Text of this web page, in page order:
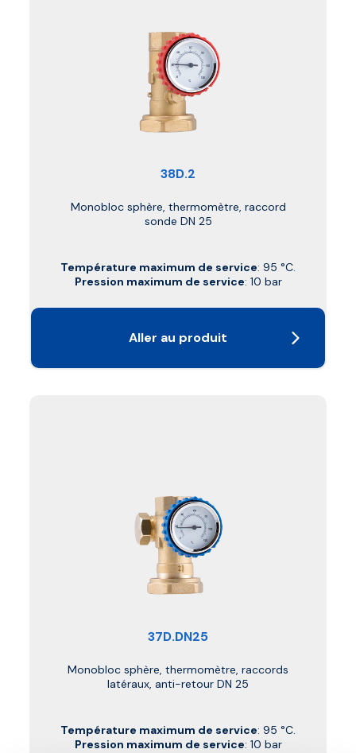
38D.2
Monobloc sphère, thermomètre, raccord
sonde DN 25
Température maximum de service: 95 °C.
Pression maximum de service: 10 bar
Aller au produit
37D.DN25
Monobloc sphère, thermomètre, raccords
latéraux, anti-retour DN 25
Température maximum de service: 95 °C.
Pression maximum de service: 10 bar